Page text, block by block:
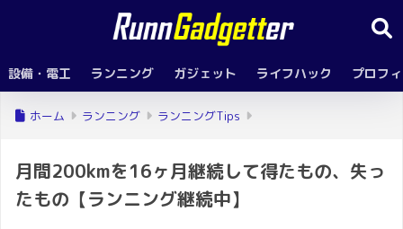
設備・電工 ランニング ガジェット ライフハック プロフ
ホーム ランニング ランニングTips
月間200kmを16ヶ月継続して得たもの、失っ
たもの【ランニング継続中】